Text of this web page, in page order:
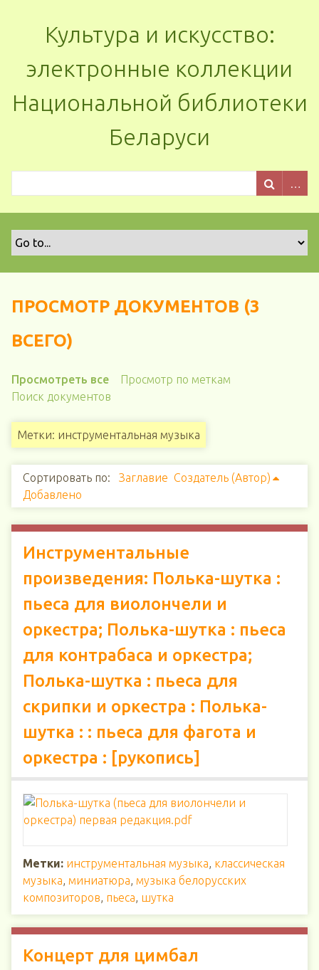
Культура и искусство:
электронные коллекции
Национальной библиотеки
Беларуси
ПРОСМОТР ДОКУМЕНТОВ (3
ВСЕГО)
Просмотреть все
Просмотр по меткам
Поиск документов
Метки: инструментальная музыка
Сортировать по: Заглавие Создатель (Автор)
Добавлено
Инструментальные
произведения: Полька-шутка :
пьеса для виолончели и
оркестра; Полька-шутка : пьеса
для контрабаса и оркестра;
Полька-шутка : пьеса для
скрипки и оркестра : Полька-
шутка : : пьеса для фагота и
оркестра : [рукопись]
Метки: инструментальная музыка, классическая
музыка, миниатюра, музыка белорусских
композиторов, пьеса, шутка
Концерт для цимбал